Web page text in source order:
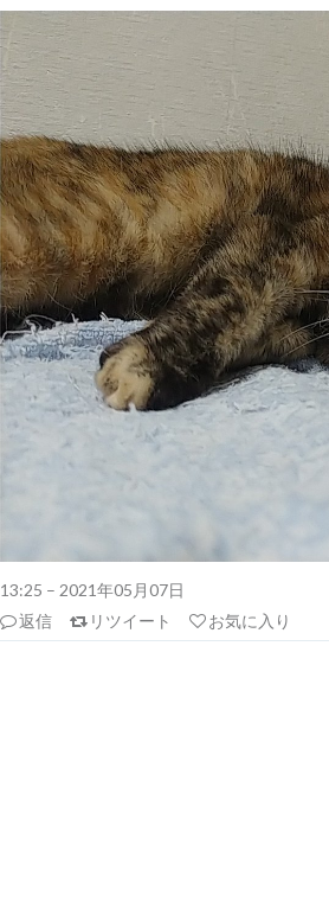
13:25 – 2021年05月07日
返信
リツイート お気に入り